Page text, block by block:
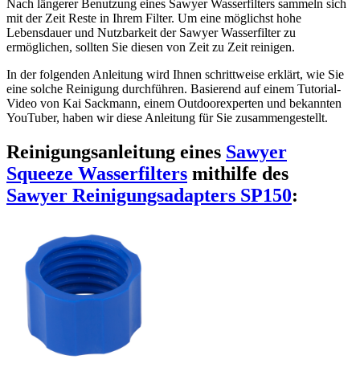
Nach längerer Benutzung eines Sawyer Wasserfilters sammeln sich
mit der Zeit Reste in Ihrem Filter. Um eine möglichst hohe
Lebensdauer und Nutzbarkeit der Sawyer Wasserfilter zu
ermöglichen, sollten Sie diesen von Zeit zu Zeit reinigen.
In der folgenden Anleitung wird Ihnen schrittweise erklärt, wie Sie
eine solche Reinigung durchführen. Basierend auf einem Tutorial-
Video von Kai Sackmann, einem Outdoorexperten und bekannten
YouTuber, haben wir diese Anleitung für Sie zusammengestellt.
Reinigungsanleitung eines Sawyer
Squeeze Wasserfilters mithilfe des
Sawyer Reinigungsadapters SP150: